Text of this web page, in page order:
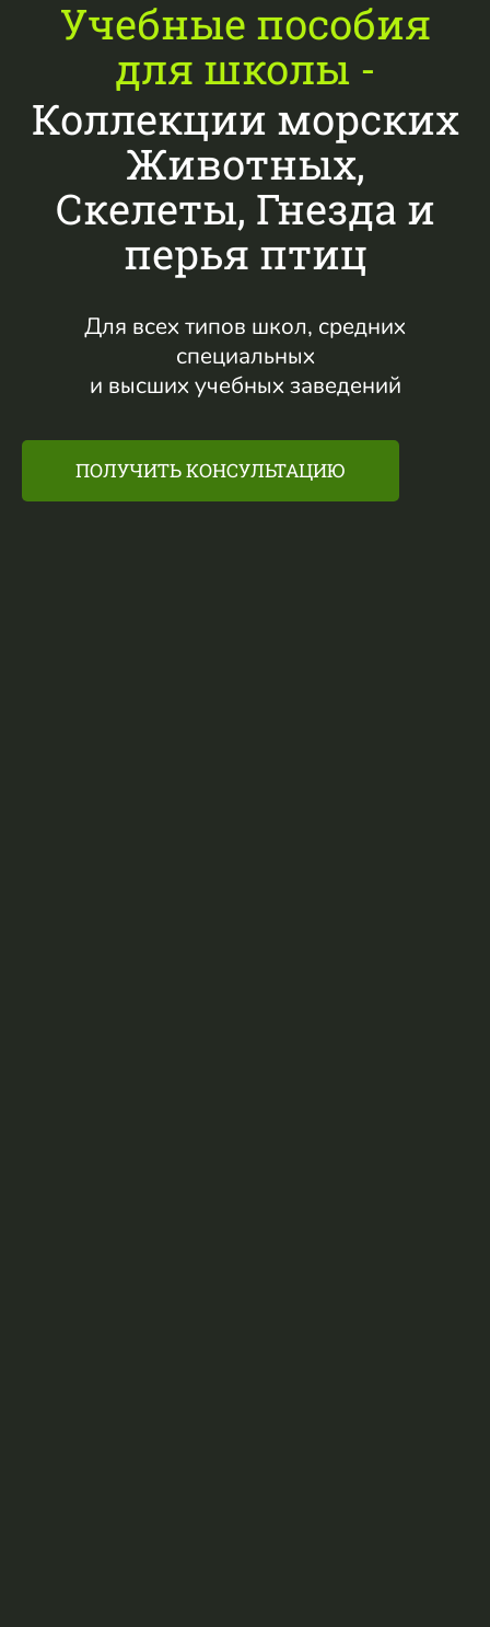
Учебные пособия
для школы -
Коллекции морских
Животных,
Скелеты, Гнезда и
перья птиц
Для всех типов школ, средних
специальных
и высших учебных заведений
ПОЛУЧИТЬ КОНСУЛЬТАЦИЮ